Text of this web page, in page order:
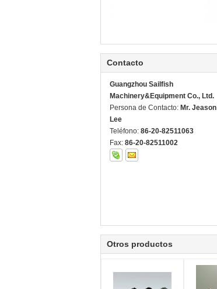
Contacto
Guangzhou Sailfish
Machinery&Equipment Co., Ltd.
Persona de Contacto: Mr. Jeason
Lee
Teléfono: 86-20-82511063
Fax: 86-20-82511002
Otros productos